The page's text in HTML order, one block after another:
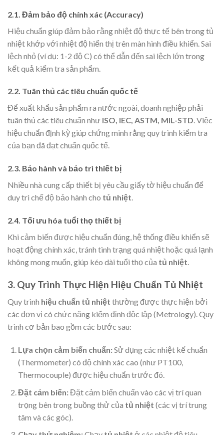
2.1. Đảm bảo độ chính xác (Accuracy)
Hiệu chuẩn giúp đảm bảo rằng nhiệt độ thực tế bên trong tủ
nhiệt khớp với nhiệt độ hiển thị trên màn hình điều khiển. Sai
lệch nhỏ (ví dụ: 1-2 độ C) có thể dẫn đến sai lệch lớn trong
kết quả kiểm tra sản phẩm.
2.2. Tuân thủ các tiêu chuẩn quốc tế
Để xuất khẩu sản phẩm ra nước ngoài, doanh nghiệp phải
tuân thủ các tiêu chuẩn như ISO, IEC, ASTM, MIL-STD. Việc
hiệu chuẩn định kỳ giúp chứng minh rằng quy trình kiểm tra
của bạn đã đạt chuẩn quốc tế.
2.3. Bảo hành và bảo trì thiết bị
Nhiều nhà cung cấp thiết bị yêu cầu giấy tờ hiệu chuẩn để
duy trì chế độ bảo hành cho tủ nhiệt.
2.4. Tối ưu hóa tuổi thọ thiết bị
Khi cảm biến được hiệu chuẩn đúng, hệ thống điều khiển sẽ
hoạt động chính xác, tránh tình trạng quá nhiệt hoặc quá lạnh
không mong muốn, giúp kéo dài tuổi thọ của tủ nhiệt.
3. Quy Trình Thực Hiện Hiệu Chuẩn Tủ Nhiệt
Quy trình hiệu chuẩn tủ nhiệt thường được thực hiện bởi
các đơn vị có chức năng kiểm định độc lập (Metrology). Quy
trình cơ bản bao gồm các bước sau:
Lựa chọn cảm biến chuẩn:Sử dụng các nhiệt kế chuẩn
(Thermometer) có độ chính xác cao (như PT100,
Thermocouple) được hiệu chuẩn trước đó.
Đặt cảm biến:Đặt cảm biến chuẩn vào các vị trí quan
trọng bên trong buồng thử của tủ nhiệt (các vị trí trung
tâm và các góc).